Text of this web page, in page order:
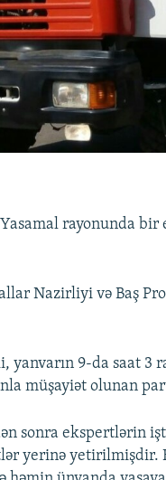
rayonunda bir
Nazirliyi və Baş
9-da saat 3
müşayiət olunan
sonra ekspertlərin
yerinə yetirilmişdir.